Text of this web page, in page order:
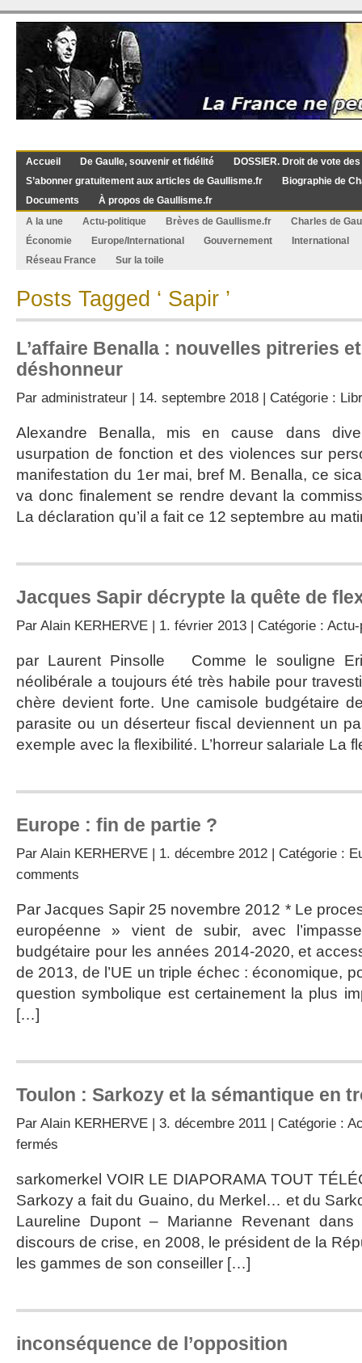
Accueil De Gaulle, souvenir et fidélité
DOSSIER. Droit de vote
S’abonner gratuitement aux articles de Gaullisme.fr
Biographie de
Documents
À propos de Gaullisme.fr
A la une
Actu-politique Brèves de Gaullisme.fr
Charles de
Économie
Europe/International Gouvernement
International
Réseau France
Sur la toile
Posts Tagged ‘ Sapir ’
L’affaire Benalla : nouvelles pitreries
déshonneur
Par administrateur | 14. septembre 2018 | Catégorie :
Alexandre Benalla, mis en cause dans
usurpation de fonction et des violences sur
manifestation du 1er mai, bref M. Benalla, ce
va donc finalement se rendre devant la
La déclaration qu’il a fait ce 12 septembre au
Jacques Sapir décrypte la quête de
Par Alain KERHERVE | 1. février 2013 | Catégorie :
par Laurent Pinsolle Comme le souligne
néolibérale a toujours été très habile pour
chère devient forte. Une camisole budgétaire
parasite ou un déserteur fiscal deviennent un
exemple avec la flexibilité. L’horreur salariale La
Europe : fin de partie ?
Par Alain KERHERVE | 1. décembre 2012 | Catégorie :
comments
Par Jacques Sapir 25 novembre 2012 * Le
européenne » vient de subir, avec
budgétaire pour les années 2014-2020, et
de 2013, de l’UE un triple échec : économique,
question symbolique est certainement la plus
[…]
Toulon : Sarkozy et la sémantique en
Par Alain KERHERVE | 3. décembre 2011 | Catégorie :
fermés
Sarkozy
et
sémantique
en
l’œil
sarkomerkel VOIR LE DIAPORAMA TOUT
Sarkozy a fait du Guaino, du Merkel… et du
Laureline Dupont – Marianne Revenant
discours de crise, en 2008, le président de la
les gammes de son conseiller […]
inconséquence de l’opposition